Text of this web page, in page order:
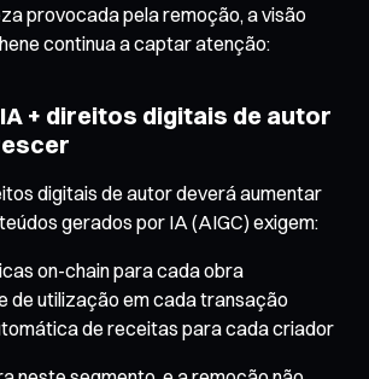
provocada pela remoção, a visão
continua a captar atenção:
+ direitos digitais de autor
digitais de autor deverá aumentar
gerados por IA (AIGC) exigem:
on-chain para cada obra
de utilização em cada transação
de receitas para cada criador